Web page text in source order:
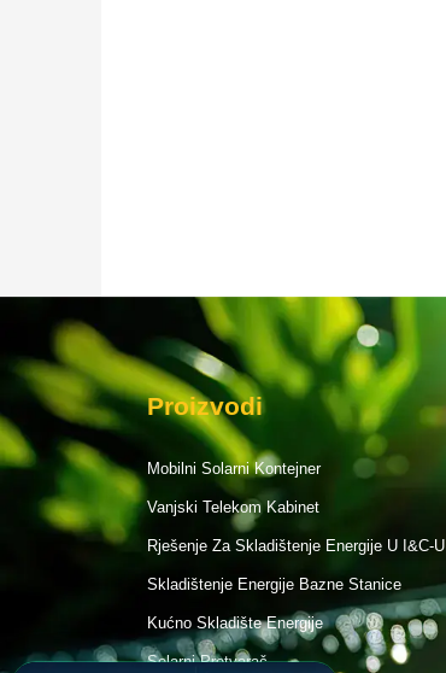
Proizvodi
Mobilni Solarni Kontejner
Vanjski Telekom Kabinet
Rješenje Za Skladištenje Energije U I&C-U
Skladištenje Energije Bazne Stanice
Kućno Skladište Energije
Solarni Pretvarač